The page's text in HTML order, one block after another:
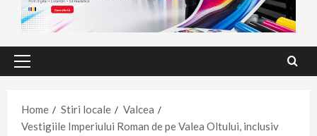
Primary
Home
Stiri locale
Valcea
Vestigiile Imperiului Roman de pe Valea Oltului, inclusiv